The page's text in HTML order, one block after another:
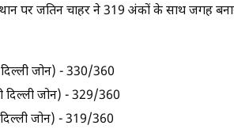
पर जतिन चाहर ने 319 अंकों के साथ जगह
जोन) - 330/360
जोन) - 329/360
जोन) - 319/360